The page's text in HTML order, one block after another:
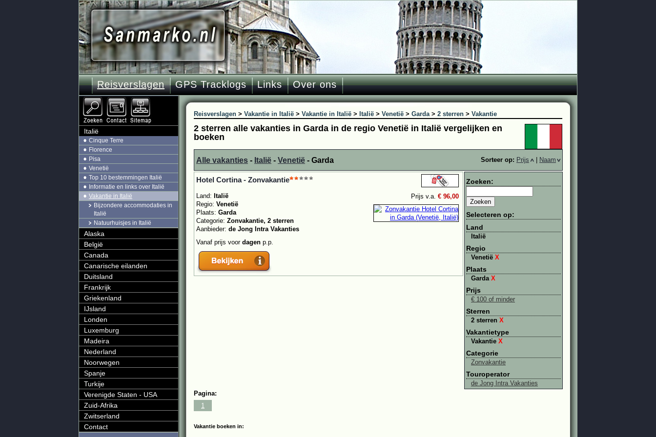
Reisverslagen GPS Tracklogs Links Over ons
Reisverslagen > Vakantie in Italië > Vakantie in Italië > Italië > Venetië > Garda> 2 sterren > Vakantie
2 sterren alle vakanties in Garda in de regio Venetië in Italië vergelijken en
boeken
Alle vakanties - Italië - Venetië - Garda Sorteer op: Prijs Naam
Hotel Cortina - Zonvakantie
Prijs v.a. € 96,00
Land: Italië
Regio: Venetië
Plaats: Garda
Categorie: Zonvakantie, 2 sterren
Aanbieder: de Jong Intra Vakanties
Vanaf prijs voor dagen p.p.
Zoeken:
Selecteren op:
Land
Italië
Regio
Venetië X
Plaats
Garda X
Prijs
€ 100 of minder
Sterren
2 sterren X
Vakantietype
Vakantie X
Categorie
Zonvakantie
Touroperator
de Jong Intra Vakanties
Pagina:
1
Vakantie boeken in:
Italië
Cinque Terre
Florence
Pisa
Venetië
Top 10 bestemmingen Italië
Informatie en links over Italië
Vakantie in Italië
Bijzondere accommodaties in
Italië
Natuurhuisjes in Italië
Alaska
België
Canada
Canarische eilanden
Duitsland
Frankrijk
Griekenland
IJsland
Londen
Luxemburg
Madeira
Nederland
Noorwegen
Spanje
Turkije
Verenigde Staten - USA
Zuid-Afrika
Zwitserland
Contact